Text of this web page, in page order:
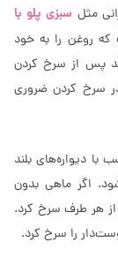
مثل سبزی پلو با
روغن را به خود
پس از سرخ کردن
سرخ کردن ضروری
دیواره‌های بلند
اگر ماهی بدون
از هر طرف سرخ کرد.
را سرخ کرد.